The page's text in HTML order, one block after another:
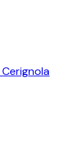
Cerignola